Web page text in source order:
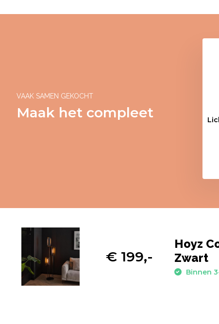
VAAK SAMEN GEKOCHT
Maak het compleet
€ 199,-
Hoyz
Zwart
Binnen